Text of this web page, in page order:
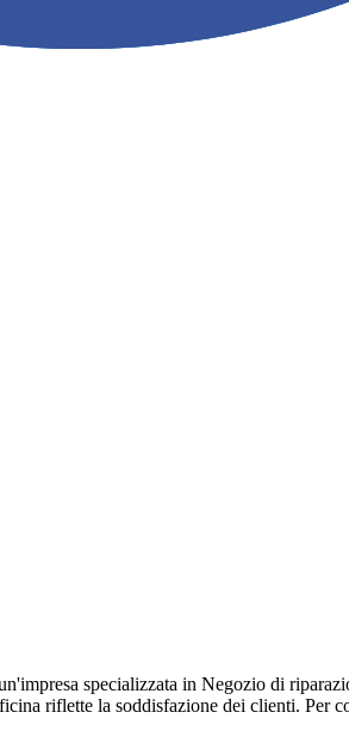
specializzata in Negozio di
riflette la soddisfazione dei clienti. Per